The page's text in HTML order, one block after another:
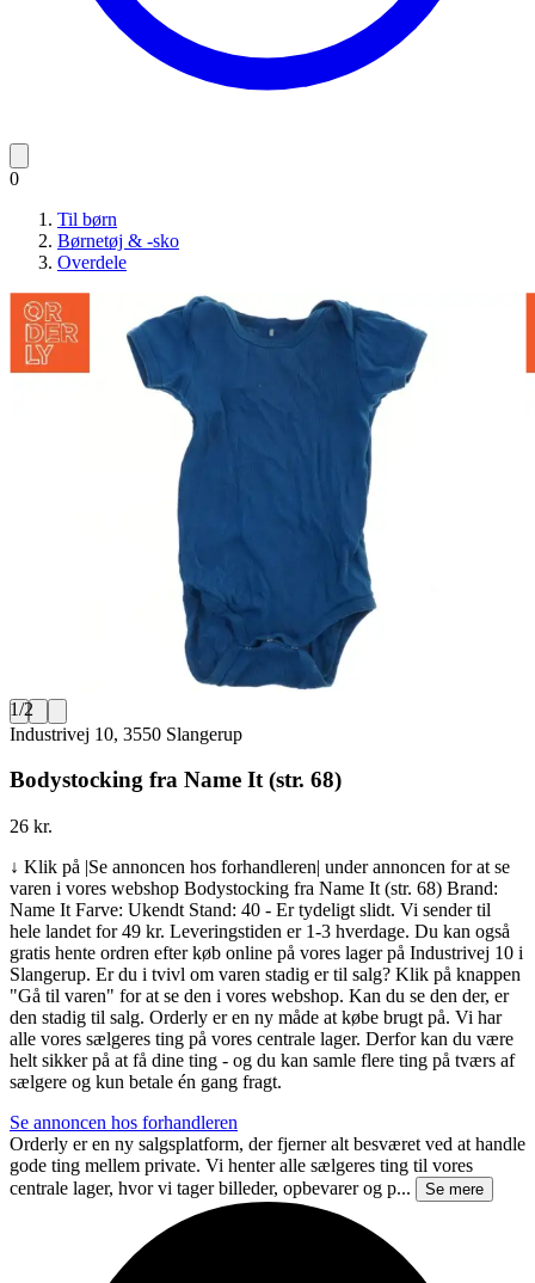
0
Til børn
Børnetøj & -sko
Overdele
1/2
Industrivej 10, 3550 Slangerup
Bodystocking fra Name It (str. 68)
26 kr.
↓ Klik på |Se annoncen hos forhandleren| under annoncen for at se
varen i vores webshop Bodystocking fra Name It (str. 68) Brand:
Name It Farve: Ukendt Stand: 40 - Er tydeligt slidt. Vi sender til
hele landet for 49 kr. Leveringstiden er 1-3 hverdage. Du kan også
gratis hente ordren efter køb online på vores lager på Industrivej 10 i
Slangerup. Er du i tvivl om varen stadig er til salg? Klik på knappen
"Gå til varen" for at se den i vores webshop. Kan du se den der, er
den stadig til salg. Orderly er en ny måde at købe brugt på. Vi har
alle vores sælgeres ting på vores centrale lager. Derfor kan du være
helt sikker på at få dine ting - og du kan samle flere ting på tværs af
sælgere og kun betale én gang fragt.
Se annoncen hos forhandleren
Orderly er en ny salgsplatform, der fjerner alt besværet ved at handle
gode ting mellem private. Vi henter alle sælgeres ting til vores
centrale lager, hvor vi tager billeder, opbevarer og p...
Se mere